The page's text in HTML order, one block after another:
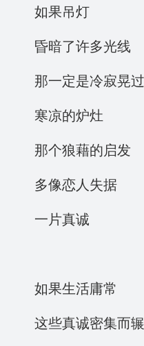
如果吊灯
昏暗了许多光线
那一定是冷寂晃过
寒凉的炉灶
那个狼藉的启发
多像恋人失据
一片真诚
如果生活庸常
这些真诚密集而